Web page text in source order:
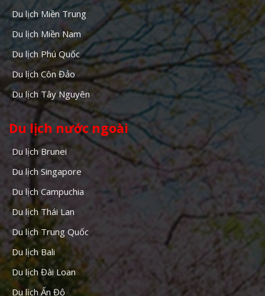
Du lịch Miền Trung
Du lịch Miền Nam
Du lịch Phú Quốc
Du lịch Côn Đảo
Du lịch Tây Nguyên
Du lịch nước ngoài
Du lịch Brunei
Du lịch Singapore
Du lịch Campuchia
Du lịch Thái Lan
Du lịch Trung Quốc
Du lịch Bali
Du lịch Đài Loan
Du lịch Ấn Độ